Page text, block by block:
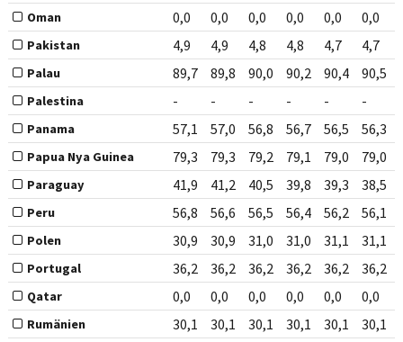
Oman 0,0 0,0 0,0 0,0 0,0 0,0
Pakistan 4,9 4,9 4,8 4,8 4,7 4,7
Palau 89,7 89,8 90,0 90,2 90,4 90,5
Palestina - - - - - -
Panama 57,1 57,0 56,8 56,7 56,5 56,3
Papua Nya Guinea 79,3 79,3 79,2 79,1 79,0 79,0
Paraguay 41,9 41,2 40,5 39,8 39,3 38,5
Peru 56,8 56,6 56,5 56,4 56,2 56,1
Polen 30,9 30,9 31,0 31,0 31,1 31,1
Portugal 36,2 36,2 36,2 36,2 36,2 36,2
Qatar 0,0 0,0 0,0 0,0 0,0 0,0
Rumänien 30,1 30,1 30,1 30,1 30,1 30,1